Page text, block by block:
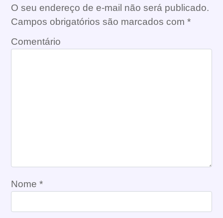
O seu endereço de e-mail não será publicado.
Campos obrigatórios são marcados com *
Comentário
Nome *